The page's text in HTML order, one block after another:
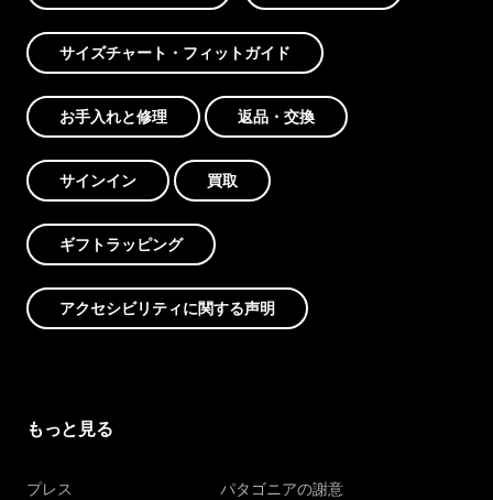
サイズチャート・フィットガイド
お手入れと修理 返品・交換
サインイン 買取
ギフトラッピング
アクセシビリティに関する声明
もっと見る
プレス パタゴニアの謝意